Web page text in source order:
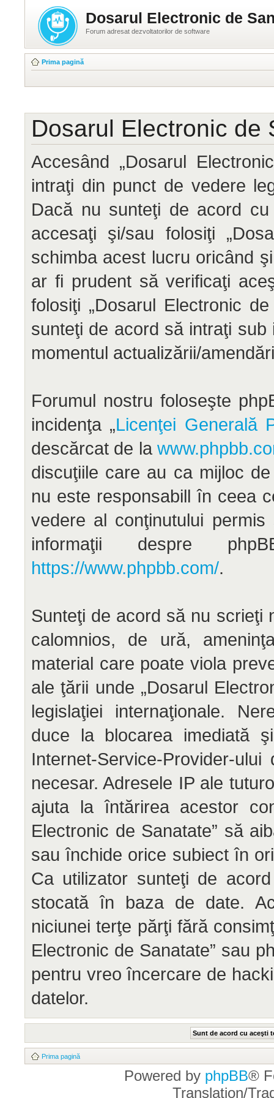
Dosarul Electronic de
Forum adresat dezvoltatorilor de software
Prima pagină
Dosarul Electronic de
Accesând „Dosarul
intraţi din punct de vedere
Dacă nu sunteţi de acord
accesaţi şi/sau folosiţi
schimba acest lucru oricând
ar fi prudent să verificaţi
folosiţi „Dosarul Electronic
sunteţi de acord să intraţi
momentul actualizării/
Forumul nostru foloseşte
incidenţa „Licenţei Generală
descărcat de la
discuţiile care au ca mijloc
nu este responsabill în ceea
vedere al conţinutului
informaţii despre
https://www.phpbb.com/.
Sunteţi de acord să nu scrieţi
calomnios, de ură,
material care poate viola
ale ţării unde „Dosarul
legislaţiei internaţionale.
duce la blocarea imediată
Internet-Service-Provider-
necesar. Adresele IP ale
ajuta la întărirea acestor
Electronic de Sanatate” să
sau închide orice subiect în
Ca utilizator sunteţi de
stocată în baza de date.
niciunei terţe părţi fără
Electronic de Sanatate” sau
pentru vreo încercare de
datelor.
Prima pagină
Powered by phpBB®
Translation/